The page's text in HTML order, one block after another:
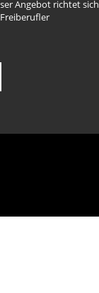
Angebot richtet sich